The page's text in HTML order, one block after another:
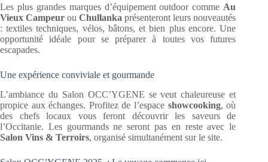
Les plus grandes marques d’équipement outdoor comme Au
Vieux Campeur ouChullanka présenteront leurs nouveautés
: textiles techniques, vélos, bâtons, et bien plus encore. Une
opportunité idéale pour se préparer à toutes vos futures
escapades.
Une expérience conviviale et gourmande
L’ambiance du Salon OCC’YGENE se veut chaleureuse et
propice aux échanges. Profitez de l’espace showcooking, où
des chefs locaux vous feront découvrir les saveurs de
l’Occitanie. Les gourmands ne seront pas en reste avec le
Salon Vins & Terroirs, organisé simultanément sur le site.